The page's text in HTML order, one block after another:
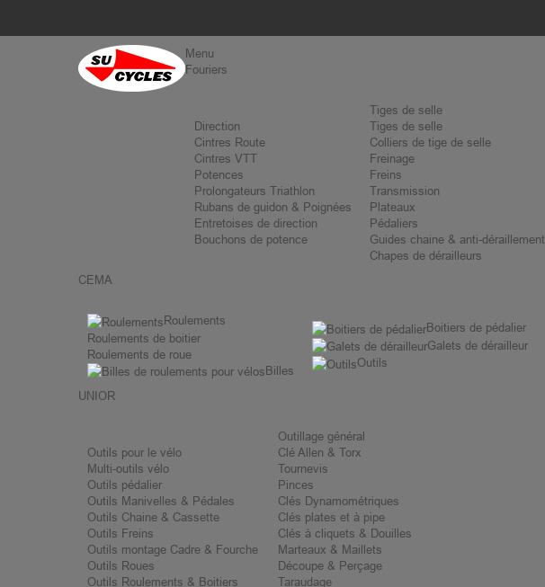
Menu
Fouriers
Direction
Cintres Route
Cintres VTT
Potences
Prolongateurs Triathlon
Rubans de guidon & Poignées
Entretoises de direction
Bouchons de potence
Tiges de selle
Tiges de selle
Colliers de tige de selle
Freinage
Freins
Transmission
Plateaux
Pédaliers
Guides chaine & anti-déraillement
Chapes de dérailleurs
CEMA
Roulements
Roulements de boitier
Roulements de roue
Billes
Boitiers de pédalier
Galets de dérailleur
Outils
UNIOR
Outils pour le vélo
Multi-outils vélo
Outils pédalier
Outils Manivelles & Pédales
Outils Chaine & Cassette
Outils Freins
Outils montage Cadre & Fourche
Outils Roues
Outils Roulements & Boitiers
Outillage général
Clé Allen & Torx
Tournevis
Pinces
Clés Dynamométriques
Clés plates et à pipe
Clés à cliquets & Douilles
Marteaux & Maillets
Découpe & Perçage
Taraudage